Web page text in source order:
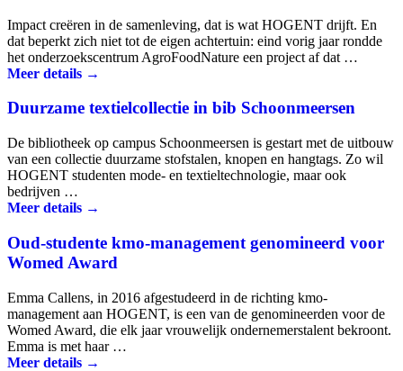
Impact creëren in de samenleving, dat is wat HOGENT drijft. En
dat beperkt zich niet tot de eigen achtertuin: eind vorig jaar rondde
het onderzoekscentrum AgroFoodNature een project af dat …
Meer details →
Duurzame textielcollectie in bib Schoonmeersen
De bibliotheek op campus Schoonmeersen is gestart met de uitbouw
van een collectie duurzame stofstalen, knopen en hangtags. Zo wil
HOGENT studenten mode- en textieltechnologie, maar ook
bedrijven …
Meer details →
Oud-studente kmo-management genomineerd voor
Womed Award
Emma Callens, in 2016 afgestudeerd in de richting kmo-
management aan HOGENT, is een van de genomineerden voor de
Womed Award, die elk jaar vrouwelijk ondernemerstalent bekroont.
Emma is met haar …
Meer details →